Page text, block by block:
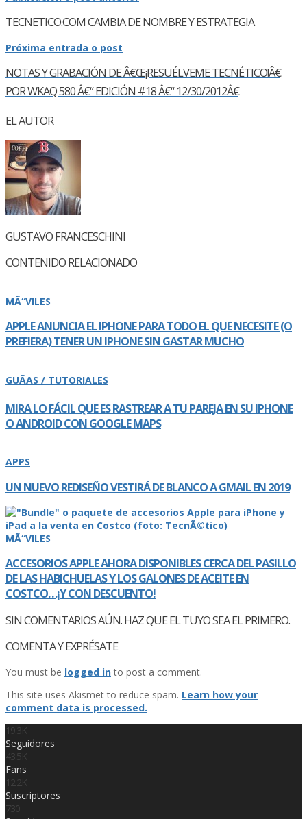
TECNETICO.COM CAMBIA DE NOMBRE Y ESTRATEGIA
Próxima entrada o post
NOTAS Y GRABACIÓN DE Â€Œ¡RESUÉLVEME TECNÉTICO!Â€
POR WKAQ 580 Â€“ EDICIÓN #18 Â€“ 12/30/2012Â€
EL AUTOR
GUSTAVO FRANCESCHINI
CONTENIDO RELACIONADO
MÃ“VILES
APPLE ANUNCIA EL IPHONE PARA TODO EL QUE NECESITE (O
PREFIERA) TENER UN IPHONE SIN GASTAR MUCHO
GUÃAS / TUTORIALES
MIRA LO FÁCIL QUE ES RASTREAR A TU PAREJA EN SU IPHONE
O ANDROID CON GOOGLE MAPS
APPS
UN NUEVO REDISEÑO VESTIRÁ DE BLANCO A GMAIL EN 2019
MÃ“VILES
ACCESORIOS APPLE AHORA DISPONIBLES CERCA DEL PASILLO
DE LAS HABICHUELAS Y LOS GALONES DE ACEITE EN
COSTCO…¡Y CON DESCUENTO!
SIN COMENTARIOS AÚN. HAZ QUE EL TUYO SEA EL PRIMERO.
COMENTA Y EXPRÉSATE
You must be logged into post a comment.
This site uses Akismet to reduce spam. Learn how your
comment data is processed.
19.3K
Seguidores
43.5K
Fans
12.2K
Suscriptores
730